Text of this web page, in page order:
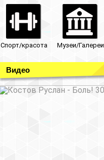
Спорт/красота Музеи/Галереи
Видео